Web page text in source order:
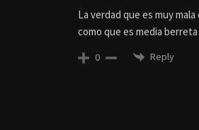
La verdad que es muy
como que es media
0 Reply